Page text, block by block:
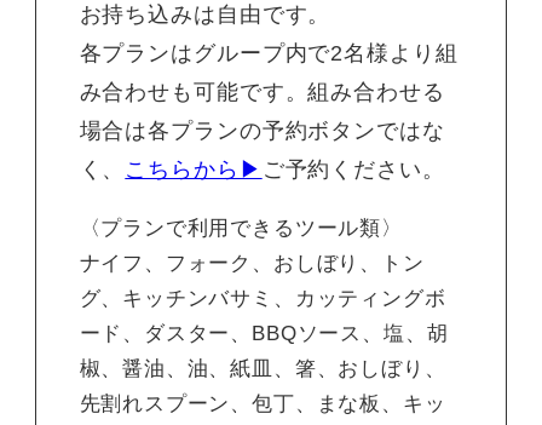
お持ち込みは自由です。
各プランはグループ内で2名様より組
み合わせも可能です。組み合わせる
場合は各プランの予約ボタンではな
く、 こちらから▶ ご予約ください。
〈プランで利用できるツール類〉
ナイフ、フォーク、おしぼり、トン
グ、キッチンバサミ、カッティングボ
ード、ダスター、BBQソース、塩、胡
椒、醤油、油、紙皿、箸、おしぼり、
先割れスプーン、包丁、まな板、キッ